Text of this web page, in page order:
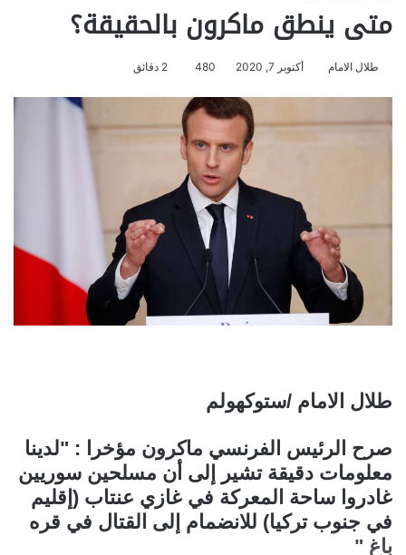
متى ينطق ماكرون بالحقيقة؟
طلال الامام أكتوبر 7, 2020 480
طلال الامام /ستوكهولم
صرح الرئيس الفرنسي ماكرون مؤخرا : "لدينا
معلومات دقيقة تشير إلى أن مسلحين سوريين
غادروا ساحة المعركة في غازي عنتاب (إقليم
في جنوب تركيا) للانضمام إلى القتال في قره
باغ "